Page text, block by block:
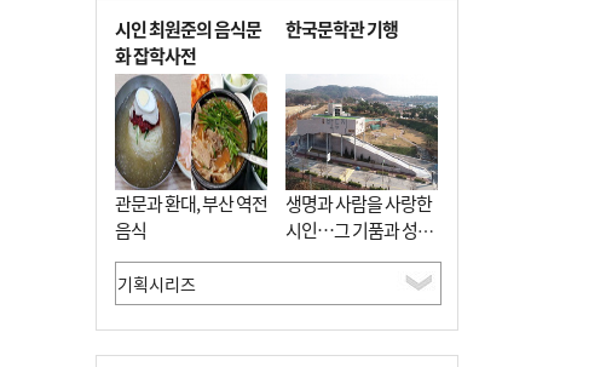
시인 최원준의 음식문
화 잡학사전
관문과 환대, 부산 역전
음식
한국문학관 기행
생명과 사람을 사랑한
시인…그 기품과 성실
함이 보존된 장소